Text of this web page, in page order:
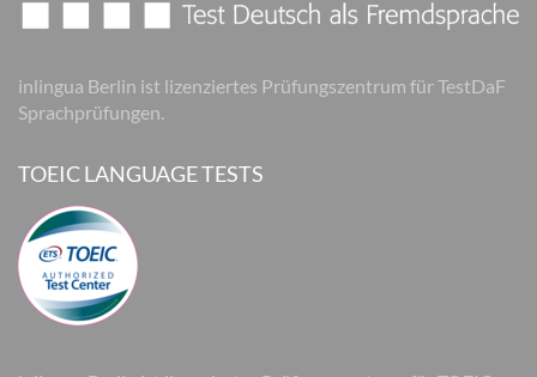
inlingua Berlin ist lizenziertes Prüfungszentrum für TestDaF
Sprachprüfungen.
TOEIC LANGUAGE TESTS